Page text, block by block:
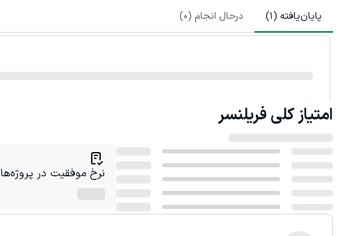
پایان‌یافته (1
) درحال انجام (0
)
امتیاز کلی فریلنسر
نرخ موفقیت در پروژه‌ها